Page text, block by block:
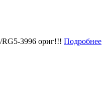
3996 ориг!!! Подробнее